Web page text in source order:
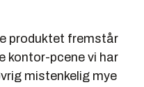
produktet fremstår
kontor-pcene vi har
mistenkelig mye